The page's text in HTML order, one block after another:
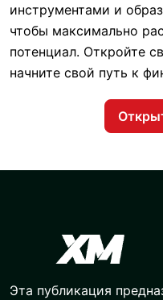
инструментами и
чтобы максимально
потенциал. Откройте
начните свой путь к
Эта публикация